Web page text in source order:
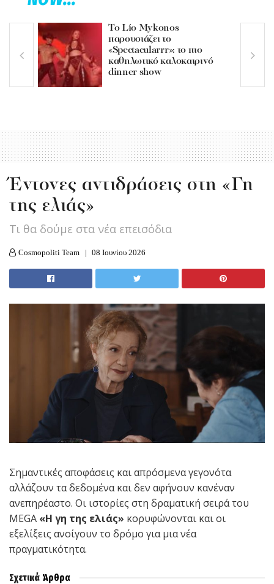
Το Lío Mykonos
παρουσιάζει το
«Spectacularrr»: το πιο
καθηλωτικό καλοκαιρινό
dinner show
Έντονες αντιδράσεις στη «Γη
της ελιάς»
Τι θα δούμε στα νέα επεισόδια
Cosmopoliti Team 08 Ιουνίου 2026
Σημαντικές αποφάσεις και απρόσμενα γεγονότα
αλλάζουν τα δεδομένα και δεν αφήνουν κανέναν
ανεπηρέαστο. Οι ιστορίες στη δραματική σειρά του
MEGA «Η γη της ελιάς» κορυφώνονται και οι
εξελίξεις ανοίγουν το δρόμο για μια νέα
πραγματικότητα.
Σχετικά Άρθρα